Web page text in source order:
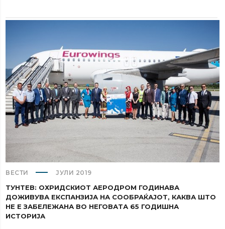
ВЕСТИ ЈУЛИ 2019
ТУНТЕВ: ОХРИДСКИОТ АЕРОДРОМ ГОДИНАВА
ДОЖИВУВА ЕКСПАНЗИЈА НА СООБРАЌАЈОТ, КАКВА ШТО
НЕ Е ЗАБЕЛЕЖАНА ВО НЕГОВАТА 65 ГОДИШНА
ИСТОРИЈА